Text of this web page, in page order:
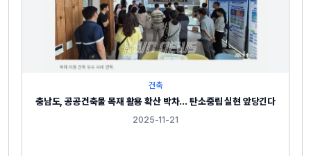
건축
충남도, 공공건축물 목재 활용 확산 박차… 탄소중립 실현 앞당긴다
2025-11-21